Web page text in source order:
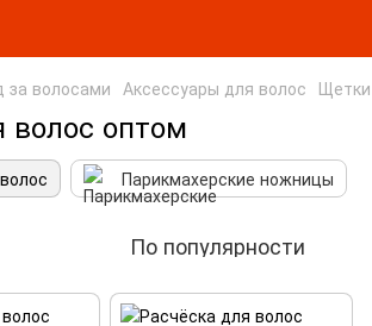
за волосами Аксессуары для волос
оптом
Парикмахерские ножницы
По популярности